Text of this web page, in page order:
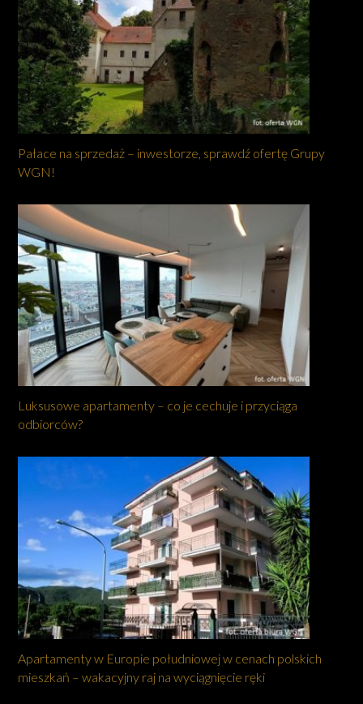
Pałace na sprzedaż – inwestorze, sprawdź ofertę Grupy
WGN!
Luksusowe apartamenty – co je cechuje i przyciąga
odbiorców?
Apartamenty w Europie południowej w cenach polskich
mieszkań – wakacyjny raj na wyciągnięcie ręki